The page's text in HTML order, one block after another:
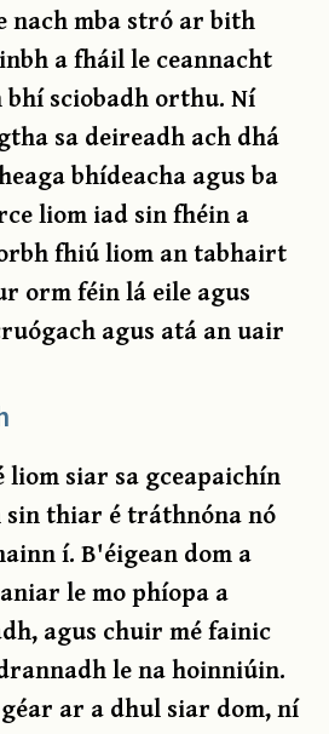
nach mba stró ar bith
a fháil le ceannacht
bhí sciobadh orthu. Ní
sa deireadh ach dhá
bhídeacha agus ba
liom iad sin fhéin a
fhiú liom an tabhairt
orm féin lá eile agus
agus atá an uair
liom siar sa gceapaichín
thiar é tráthnóna nó
í. B'éigean dom a
le mo phíopa a
agus chuir mé fainic
le na hoinniúin.
ar a dhul siar dom, ní